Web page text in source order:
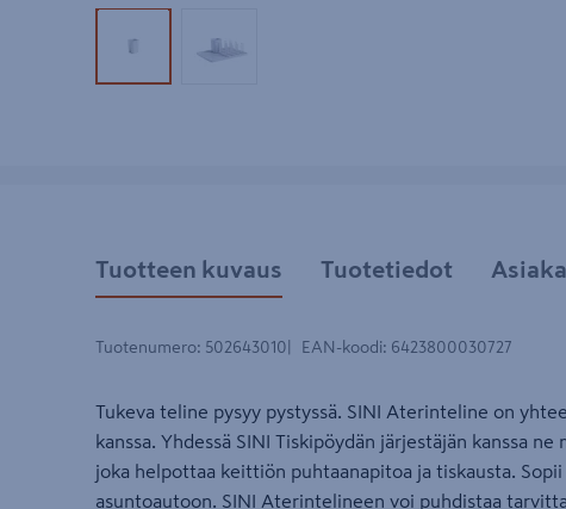
Tuotekuva 1Tuotekuva 2
Tuotteen kuvaus Tuotetiedot
Tuotenumero: 502643010 EAN-koodi: 6423800030727
Tukeva teline pysyy pystyssä. SINI Aterinteline on
kanssa. Yhdessä SINI Tiskipöydän järjestäjän kanssa
joka helpottaa keittiön puhtaanapitoa ja tiskausta.
asuntoautoon. SINI Aterintelineen voi puhdistaa